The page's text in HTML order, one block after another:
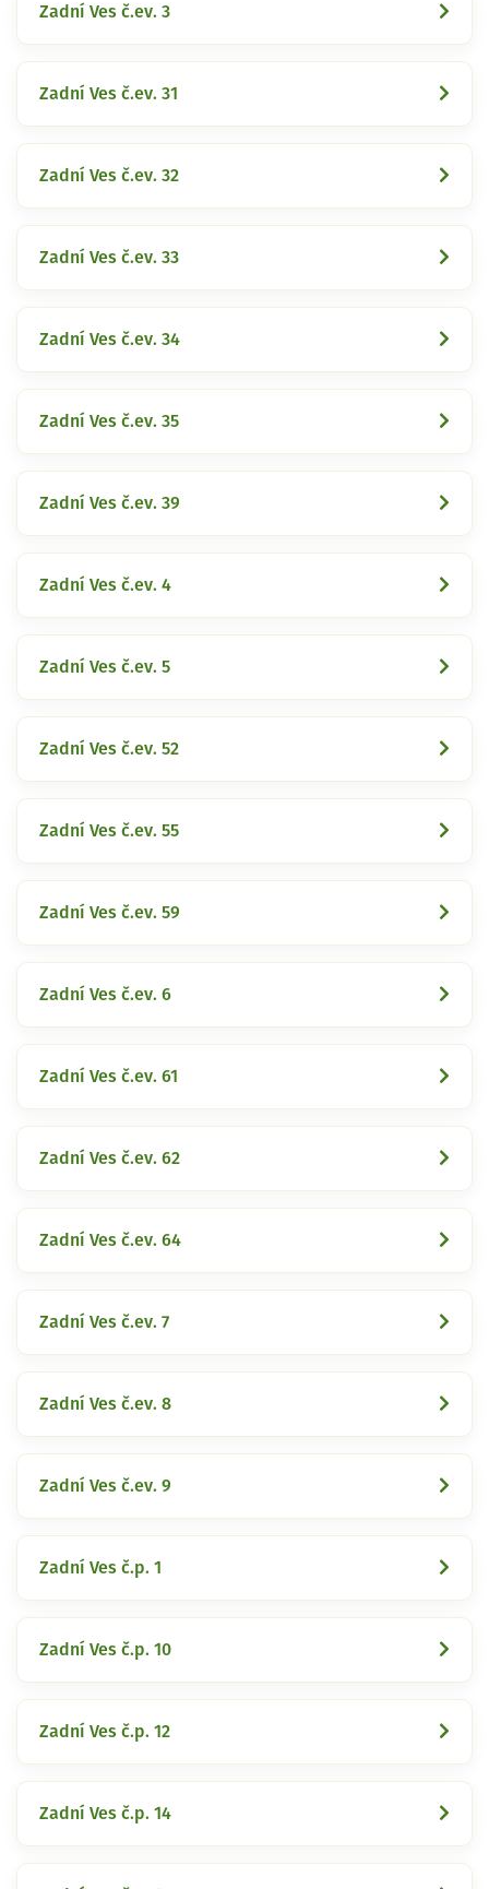
Zadní Ves č.ev. 3
Zadní Ves č.ev. 31
Zadní Ves č.ev. 32
Zadní Ves č.ev. 33
Zadní Ves č.ev. 34
Zadní Ves č.ev. 35
Zadní Ves č.ev. 39
Zadní Ves č.ev. 4
Zadní Ves č.ev. 5
Zadní Ves č.ev. 52
Zadní Ves č.ev. 55
Zadní Ves č.ev. 59
Zadní Ves č.ev. 6
Zadní Ves č.ev. 61
Zadní Ves č.ev. 62
Zadní Ves č.ev. 64
Zadní Ves č.ev. 7
Zadní Ves č.ev. 8
Zadní Ves č.ev. 9
Zadní Ves č.p. 1
Zadní Ves č.p. 10
Zadní Ves č.p. 12
Zadní Ves č.p. 14